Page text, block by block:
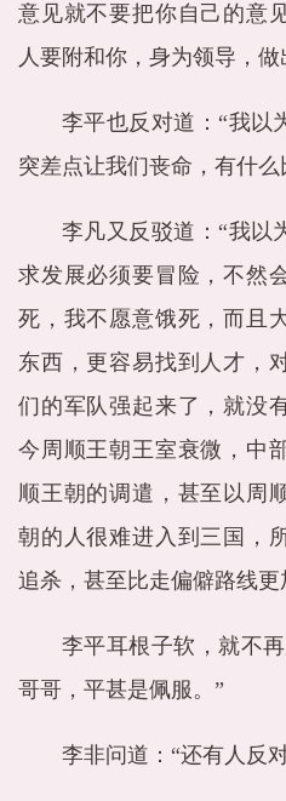
意见就不要把你自己的意
人要附和你，身为领导，
李平也反对道：“我以
突差点让我们丧命，有什
李凡又反驳道：“我以
求发展必须要冒险，不然
死，我不愿意饿死，而且
东西，更容易找到人才，
们的军队强起来了，就没
今周顺王朝王室衰微，中
顺王朝的调遣，甚至以周
朝的人很难进入到三国，
追杀，甚至比走偏僻路线更
李平耳根子软，就不
哥哥，平甚是佩服。”
李非问道：“还有人反